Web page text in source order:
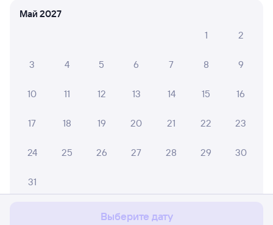
с сайтом.
Май 2027
1
2
3 4 5 6 7 8 9
10 11 12 13 14 15 16
17 18 19 20 21 22 23
24 25 26 27 28 29 30
31
Выберите дату